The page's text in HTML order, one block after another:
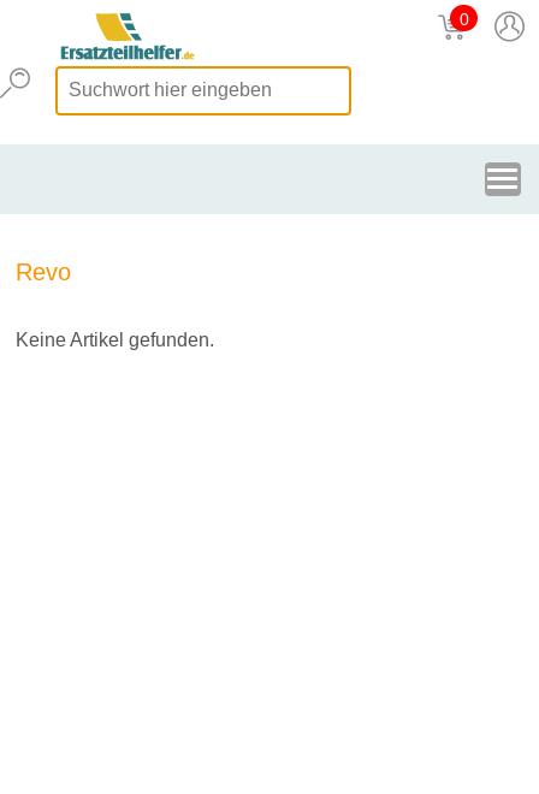
0
Revo
Keine Artikel gefunden.